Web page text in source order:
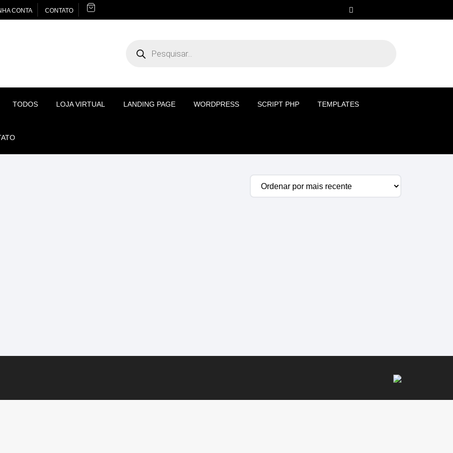
CONTA CONTATO
produtos
TODOS LOJA VIRTUAL LANDING PAGE WORDPRESS SCRIPT PHP TEMPLATES